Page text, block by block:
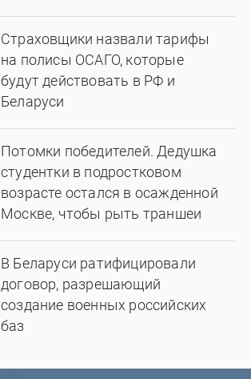
Страховщики назвали тарифы
на полисы ОСАГО, которые
будут действовать в РФ и
Беларуси
Потомки победителей. Дедушка
студентки в подростковом
возрасте остался в осажденной
Москве, чтобы рыть траншеи
В Беларуси ратифицировали
договор, разрешающий
создание военных российских
баз